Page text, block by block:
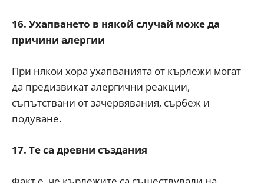
16. Ухапването в някой случай може да
причини алергии
При някои хора ухапванията от кърлежи могат
да предизвикат алергични реакции,
съпътствани от зачервявания, сърбеж и
подуване.
17. Те са древни създания